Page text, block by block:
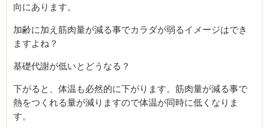
向にあります。
加齢に加え筋肉量が減る事でカラダが弱るイメージはでき
ますよね？
基礎代謝が低いとどうなる？
下がると、体温も必然的に下がります。筋肉量が減る事で
熱をつくれる量が減りますので体温が同時に低くなりま
す。